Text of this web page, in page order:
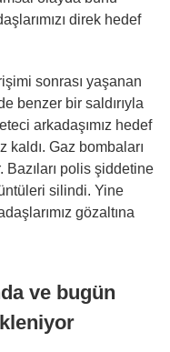
direk hedef
sonrası yaşanan
benzer bir saldırıyla
arkadaşımız hedef
kaldı. Gaz bombaları
polis şiddetine
silindi. Yine
gözaltına
ve bugün